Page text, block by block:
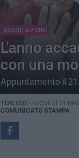
ASSOCIAZIONI
L'anno
con una
Appuntamento il
TERLIZZI - GIOVEDÌ 21
COMUNICATO STAMPA